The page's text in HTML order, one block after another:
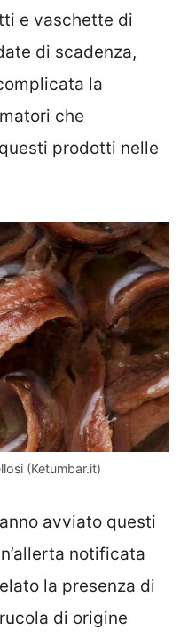
e vaschette di
di scadenza,
la
che
prodotti nelle
(Ketumbar.it)
avviato questi
notificata
la presenza di
di origine